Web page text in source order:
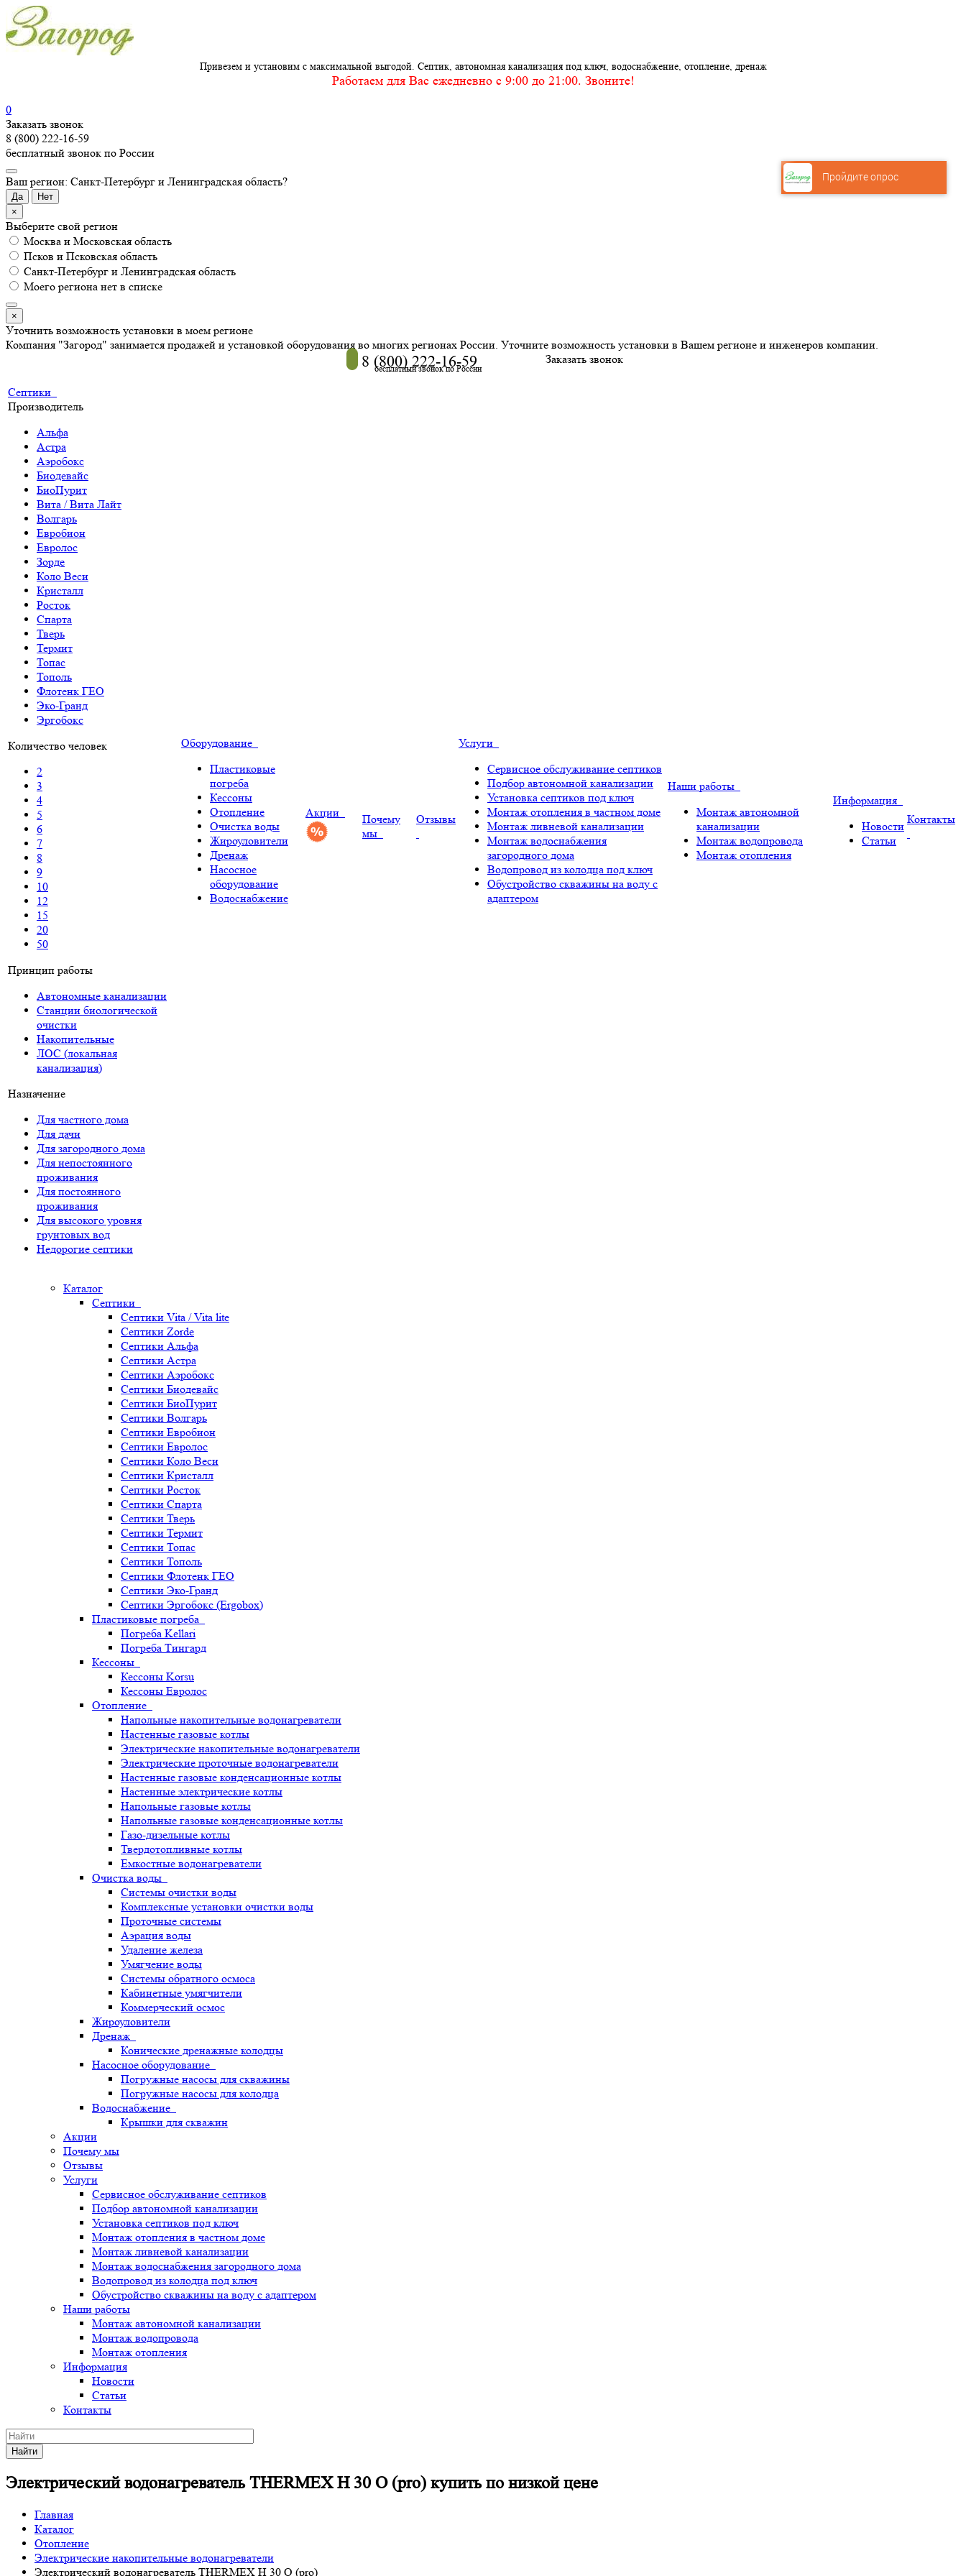
Привезем и установим с максимальной выгодой. Септик, автономная канализация под ключ, водоснабжение, отопление, дренаж
Работаем для Вас ежедневно c 9:00 до 21:00. Звоните!
0
Заказать звонок
8 (800) 222-16-59
бесплатный звонок по России
Ваш регион: Санкт-Петербург и Ленинградская область?
Да
Нет
×
Выберите свой регион
Москва и Московская область
Псков и Псковская область
Санкт-Петербург и Ленинградская область
Моего региона нет в списке
×
Уточнить возможность установки в моем регионе
Компания "Загород" занимается продажей и установкой оборудования во многих регионах России. Уточните возможность установки в Вашем регионе и инженеров компании.
8 (800) 222-16-59
бесплатный звонок по России
Заказать звонок
Септики
Производитель
Альфа
Астра
Аэробокс
Биодевайс
БиоПурит
Вита / Вита Лайт
Волгарь
Евробион
Евролос
Зорде
Коло Веси
Кристалл
Росток
Спарта
Тверь
Термит
Топас
Тополь
Флотенк ГЕО
Эко-Гранд
Эргобокс
Количество человек
2
3
4
5
6
7
8
9
10
12
15
20
50
Принцип работы
Автономные канализации
Станции биологической
очистки
Накопительные
ЛОС (локальная
канализация)
Назначение
Для частного дома
Для дачи
Для загородного дома
Для непостоянного
проживания
Для постоянного
проживания
Для высокого уровня
грунтовых вод
Недорогие септики
Оборудование
Пластиковые
погреба
Кессоны
Отопление
Очистка воды
Жироуловители
Дренаж
Насосное
оборудование
Водоснабжение
Акции
Почему
мы
Отзывы
Услуги
Сервисное обслуживание септиков
Подбор автономной канализации
Установка септиков под ключ
Монтаж отопления в частном доме
Монтаж ливневой канализации
Монтаж водоснабжения
загородного дома
Водопровод из колодца под ключ
Обустройство скважины на воду с
адаптером
Наши работы
Монтаж автономной
канализации
Монтаж водопровода
Монтаж отопления
Информация
Новости
Статьи
Контакты
Каталог
Септики
Септики Vita / Vita lite
Септики Zorde
Септики Альфа
Септики Астра
Септики Аэробокс
Септики Биодевайс
Септики БиоПурит
Септики Волгарь
Септики Евробион
Септики Евролос
Септики Коло Веси
Септики Кристалл
Септики Росток
Септики Спарта
Септики Тверь
Септики Термит
Септики Топас
Септики Тополь
Септики Флотенк ГЕО
Септики Эко-Гранд
Септики Эргобокс (Ergobox)
Пластиковые погреба
Погреба Kellari
Погреба Тингард
Кессоны
Кессоны Korsu
Кессоны Евролос
Отопление
Напольные накопительные водонагреватели
Настенные газовые котлы
Электрические накопительные водонагреватели
Электрические проточные водонагреватели
Настенные газовые конденсационные котлы
Настенные электрические котлы
Напольные газовые котлы
Напольные газовые конденсационные котлы
Газо-дизельные котлы
Твердотопливные котлы
Емкостные водонагреватели
Очистка воды
Системы очистки воды
Комплексные установки очистки воды
Проточные системы
Аэрация воды
Удаление железа
Умягчение воды
Системы обратного осмоса
Кабинетные умягчители
Коммерческий осмос
Жироуловители
Дренаж
Конические дренажные колодцы
Насосное оборудование
Погружные насосы для скважины
Погружные насосы для колодца
Водоснабжение
Крышки для скважин
Акции
Почему мы
Отзывы
Услуги
Сервисное обслуживание септиков
Подбор автономной канализации
Установка септиков под ключ
Монтаж отопления в частном доме
Монтаж ливневой канализации
Монтаж водоснабжения загородного дома
Водопровод из колодца под ключ
Обустройство скважины на воду с адаптером
Наши работы
Монтаж автономной канализации
Монтаж водопровода
Монтаж отопления
Информация
Новости
Статьи
Контакты
Найти
Электрический водонагреватель THERMEX H 30 O (pro) купить по низкой цене
Главная
Каталог
Отопление
Электрические накопительные водонагреватели
Электрический водонагреватель THERMEX H 30 O (pro)
Пройдите опрос